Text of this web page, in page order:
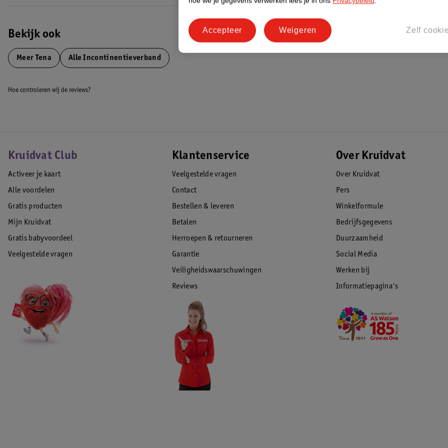
Bekijk ook
MeerTena Alle Incontinentieverband
Hoe controleren wij de reviews?
Kruidvat Club
Activeer je kaart
Alle voordelen
Gratis producten
Mijn Kruidvat
Gratis babyvoordeel
Veelgestelde vragen
Klantenservice
Veelgestelde vragen
Contact
Bestellen & leveren
Betalen
Herroepen & retourneren
Garantie
Veiligheidswaarschuwingen
Reviews
Over Kruidvat
Over Kruidvat
Pers
Winkelformule
Bedrijfsgegevens
Duurzaamheid
Social Media
Werken bij
Informatiepagina's
Zelf
Weigeren
Accepteer